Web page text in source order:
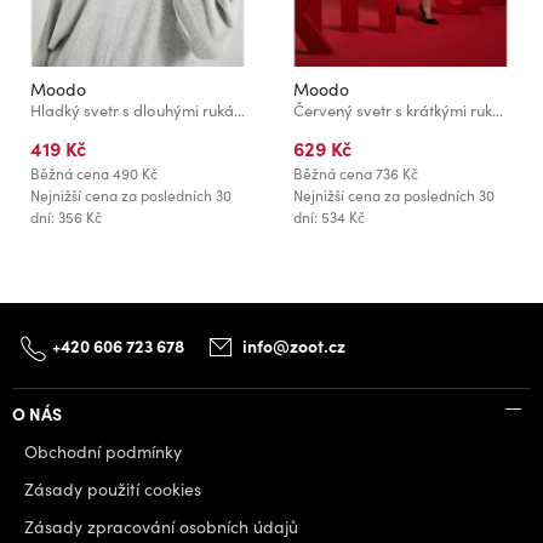
Moodo
Hladký svetr s dlouhými rukávy šedý Moodo
419 Kč
Běžná cena490 Kč
Nejnižší cena za posledních 30
dní: 356 Kč
Moodo
Červený svetr s krátkými rukávy Moodo
629 Kč
Běžná cena736 Kč
Nejnižší cena za posledních 30
dní: 534 Kč
+420 606 723 678 info@zoot.cz
O NÁS
Obchodní podmínky
Zásady použití cookies
Zásady zpracování osobních údajů